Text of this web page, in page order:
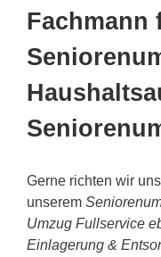
Fachmann
Gerne richten wir
unserem
Umzug Fullservice
Einlagerung &